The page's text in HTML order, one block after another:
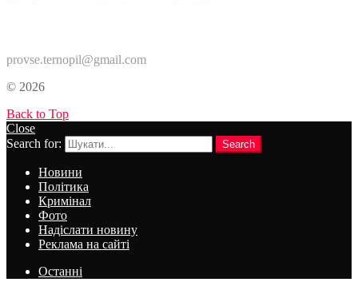
provse.ternopil@gmail.com
© 2026
Back to Top
Close
Search for:
Search
Новини
Політика
Кримінал
Фото
Надіслати новину
Реклама на сайті
Останні